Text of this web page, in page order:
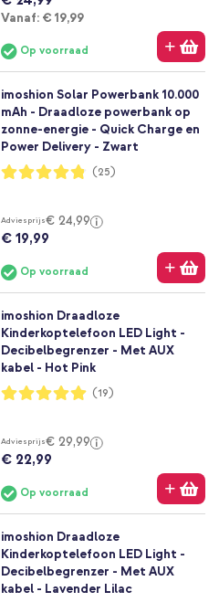
Vanaf: Vanaf
€ 19,99
Op voorraad
imoshion Solar Powerbank 10.000
mAh - Draadloze powerbank op
zonne-energie - Quick Charge en
Power Delivery - Zwart
Waardering:
96%
(25)
Adviesprijs€ 24,99
€ 19,99
Op voorraad
imoshion Draadloze
Kinderkoptelefoon LED Light -
Decibelbegrenzer - Met AUX
kabel - Hot Pink
Waardering:
100%
(19)
Adviesprijs€ 29,99
€ 22,99
Op voorraad
imoshion Draadloze
Kinderkoptelefoon LED Light -
Decibelbegrenzer - Met AUX
kabel - Lavender Lilac